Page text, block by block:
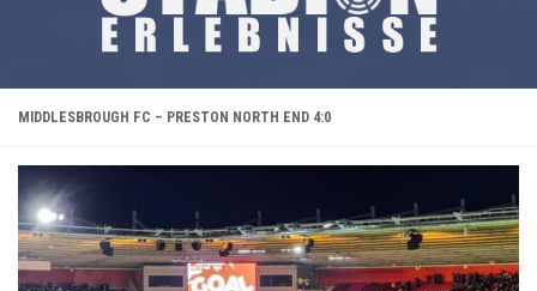
MIDDLESBROUGH FC – PRESTON NORTH END 4:0